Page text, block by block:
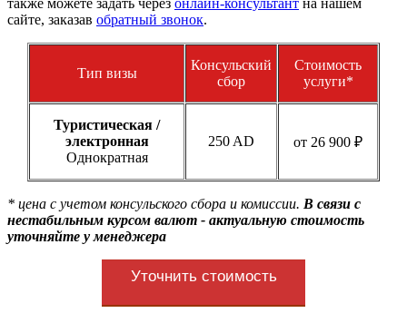
сайте, заказав обратный звонок.
Тип визы
Консульский
сбор
Стоимость
услуги*
Туристическая /
электронная
Однократная
250 AD от 26 900 ₽
* цена с учетом консульского сбора и комиссии. В связи с
нестабильным курсом валют - актуальную стоимость
уточняйте у менеджера
Уточнить стоимость